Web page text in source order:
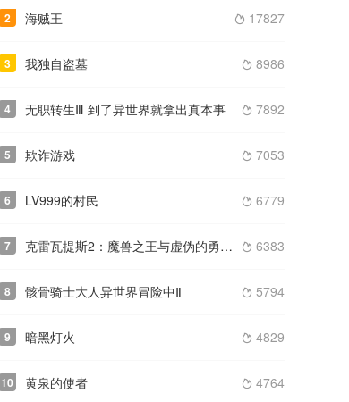
2  17827
海贼王
3  8986
我独自盗墓
4  7892
无职转生Ⅲ 到了异世界就拿出真本事
5  7053
欺诈游戏
6  6779
LV999的村民
7  6383
克雷瓦提斯2：魔兽之王与虚伪的勇者传承
8  5794
骸骨骑士大人异世界冒险中Ⅱ
9  4829
暗黑灯火
10  4764
黄泉的使者